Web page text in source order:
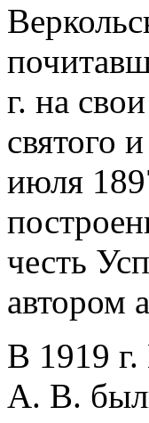
г. на
святого
июля
честь
автором
В 1919
А. В.